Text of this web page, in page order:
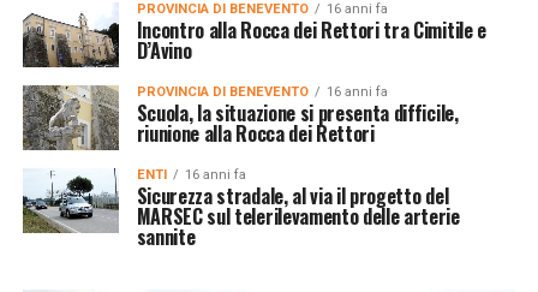
PROVINCIA DI BENEVENTO 16 anni fa
Incontro alla Rocca dei Rettori tra Cimitile e
D’Avino
PROVINCIA DI BENEVENTO 16 anni fa
Scuola, la situazione si presenta difficile,
riunione alla Rocca dei Rettori
ENTI 16 anni fa
Sicurezza stradale, al via il progetto del
MARSEC sul telerilevamento delle arterie
sannite